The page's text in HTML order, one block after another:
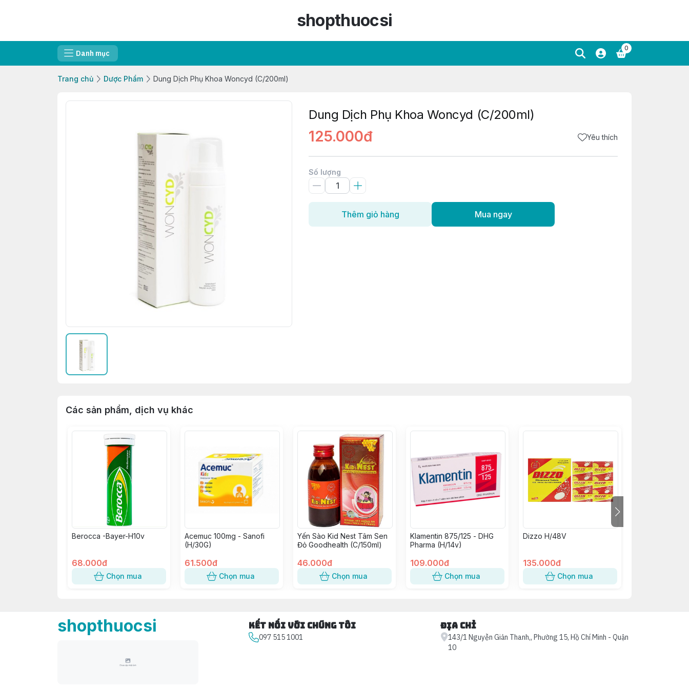
shopthuocsi
Danh mục
0
Trang chủ Dược Phẩm Dung Dịch Phụ Khoa Woncyd (C/200ml)
Dung Dịch Phụ Khoa Woncyd (C/200ml)
125.000đ Yêu thích
Số lượng
Thêm giỏ hàng Mua ngay
Các sản phẩm, dịch vụ khác
Berocca -Bayer-H10v
68.000đ
Chọn mua
Acemuc 100mg - Sanofi
(H/30G)
61.500đ
Chọn mua
Yến Sào Kid Nest Tâm Sen
Đỏ Goodhealth (C/150ml)
46.000đ
Chọn mua
Klamentin 875/125 - DHG
Pharma (H/14v)
109.000đ
Chọn mua
Dizzo H/48V
135.000đ
Chọn mua
shopthuocsi Kết nối với chúng tôi
097 515 1001
Địa chỉ
143/1 Nguyễn Giản Thanh,, Phường 15, Hồ Chí Minh - Quận
10